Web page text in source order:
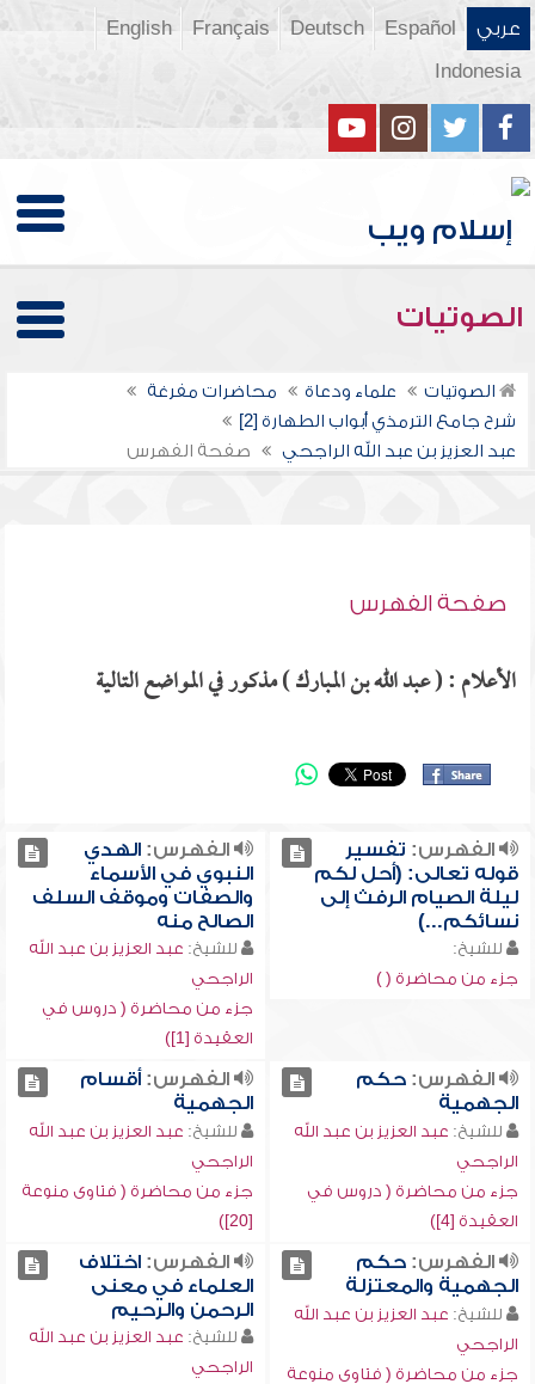
عربي Español
Deutsch
Français
English
Indonesia
الصوتيات
الصوتيات علماء ودعاة
محاضرات مفرغة
شرح جامع الترمذي أبواب الطهارة [2]
عبد العزيز بن عبد الله الراجحي
صفحة الفهرس
صفحة الفهرس
الأعلام : ( عبد الله بن المبارك ) مذكور في المواضع التالية
الفهرس: تفسير
قوله تعالى: (أحل لكم
ليلة الصيام الرفث إلى
نسائكم...)
للشيخ:
جزء من محاضرة ( )
الفهرس:الهدي
النبوي في الأسماء
والصفات وموقف السلف
الصالح منه
للشيخ: عبد العزيز بن عبد الله
الراجحي
جزء من محاضرة ( دروس في
العقيدة [1])
الفهرس:حكم
الجهمية
للشيخ: عبد العزيز بن عبد الله
الراجحي
جزء من محاضرة ( دروس في
العقيدة [4])
الفهرس:أقسام
الجهمية
للشيخ: عبد العزيز بن عبد الله
الراجحي
جزء من محاضرة ( فتاوى منوعة
[20])
الفهرس:حكم
الجهمية والمعتزلة
للشيخ: عبد العزيز بن عبد الله
الراجحي
جزء من محاضرة ( فتاوى منوعة
الفهرس:اختلاف
العلماء في معنى
الرحمن والرحيم
للشيخ: عبد العزيز بن عبد الله
الراجحي